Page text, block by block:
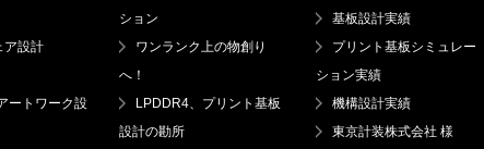
ア設計
ートワーク設
ション
ワンランク上の物創り
へ！
LPDDR4、プリント基板
設計の勘所
基板設計実績
プリント基板シミュレー
ション実績
機構設計実績
東京計装株式会社 様